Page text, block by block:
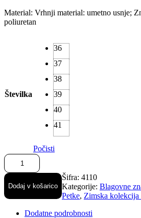
Material: Vrhnji material: umetno usnje;
poliuretan
Številka
36
37
38
39
40
41
Počisti
Liu
Jo
salonarji
iz
lakiranega
količina
Dodaj v košarico
Šifra: 4110
Kategorije: Blagovne
Petke, Zimska kolekcija
Dodatne podrobnosti